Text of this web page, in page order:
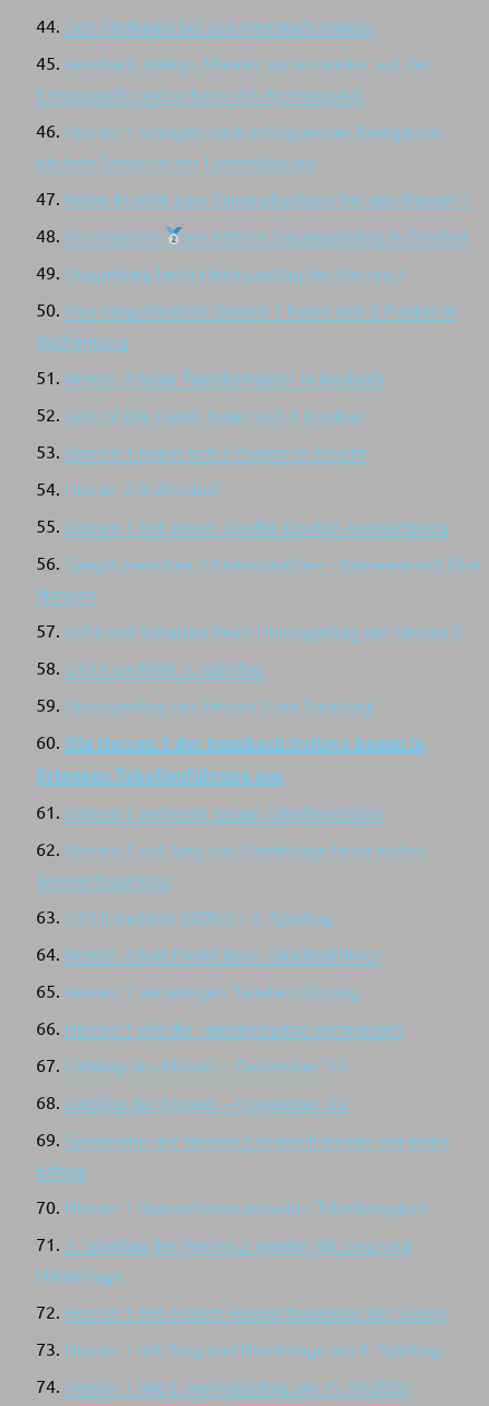
Der Titelhagel bei den Hembach Volleys
Hembach Volleys Männer surfen weiter auf der
Erfolgswelle und sichern sich Bezirkspokal
Herren 1 schlagen nach erfolgreicher Relegation
nächste Saison in der Landesliga auf
Keine Punkte zum Saisonabschluss bei den Damen 1
Vizemeister
am letzten Saisonspieltag in Zirndorf
Doppelsieg beim Heimspieltag der Herren 2
Neu eingekleidete Damen 1 holen sich 3 Punkte in
Rothenburg
Herren 2 beim Tabellenführer in Ansbach
Girls of the Match holen sich 6 Punkte!
Damen 1 holen sich 3 Punkte in Feucht
Herren 2 in Zirndorf
Damen 1 mit einem Double-Double-Auswärtssieg
Spagat zwischen 2 Mannschaften – Interview mit Nick
Hanisch
Licht und Schatten beim Heimspieltag der Herren 2
U15 II weiblich 3. Spieltag
Heimspieltag der Herren 2 am Samstag!
Die Herren 1 der Hembach Volleys bauen in
Erlangen Tabellenführung aus
Damen 1 verlieren gegen Tabellenersten
Damen 1 mit Sieg und Niederlage beim ersten
Auswärtsspieltag
U15 II weiblich (BZK2) – 2. Spieltag
Herren 2 holt Punkt beim Tabellenführer
Herren 1 verteidigen Tabellenführung
Herren 1 will die Tabellenspitze verteidigen
Liebling des Monats – Dezember ’22
Liebling des Monats – November ’22
Sportcamp der Herren 2 in Inzell wieder ein voller
Erfolg!
Herren 1 übernehmen auswärts Tabellenspitze
2. Spieltag der Herren 2 wieder mit Sieg und
Niederlage
Herren 1 mit erstem Auswärtsspieltag der Saison
Herren 1 mit Sieg und Niederlage am 2. Spieltag
Herren 1 mit 2. Heimspieltag am 15.10.2022